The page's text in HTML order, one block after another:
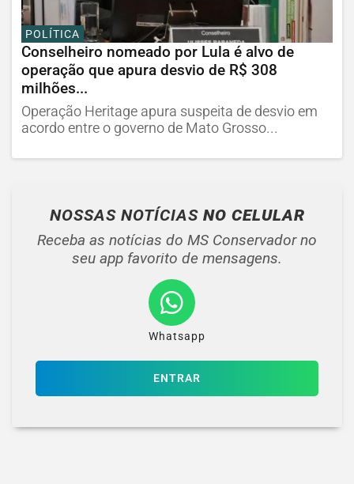
POLÍTICA
Conselheiro nomeado por Lula é alvo de
operação que apura desvio de R$ 308
milhões...
Operação Heritage apura suspeita de desvio em
acordo entre o governo de Mato Grosso...
NOSSAS NOTÍCIAS NO CELULAR
Receba as notícias do MS Conservador no
seu app favorito de mensagens.
Whatsapp
ENTRAR